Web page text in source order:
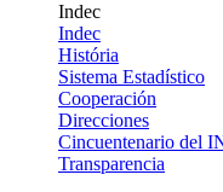
Indec
Indec
História
Sistema Estadístico
Cooperación
Direcciones
Cincuentenario del
Transparencia